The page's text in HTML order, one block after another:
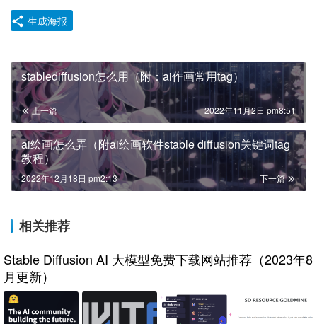
生成海报
stablediffusion怎么用（附：ai作画常用tag）
上一篇 2022年11月2日 pm8:51
ai绘画怎么弄（附ai绘画软件stable diffusion关键词tag
教程）
下一篇
2022年12月18日 pm2:13
相关推荐
Stable Diffusion AI 大模型免费下载网站推荐（2023年8
月更新）